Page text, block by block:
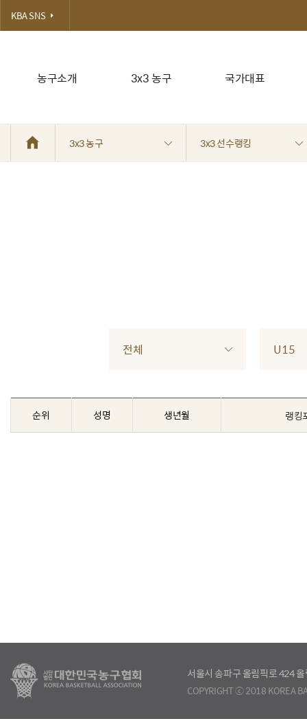
농구소개 3x3 농구 국가대표
KBA SNS
3x3 농구 3x3 선수랭킹
전체 U15
순위 성명 생년월 랭킹
서울시 송파구 올림픽로 424
COPYRIGHT ⓒ 2018 KOREA